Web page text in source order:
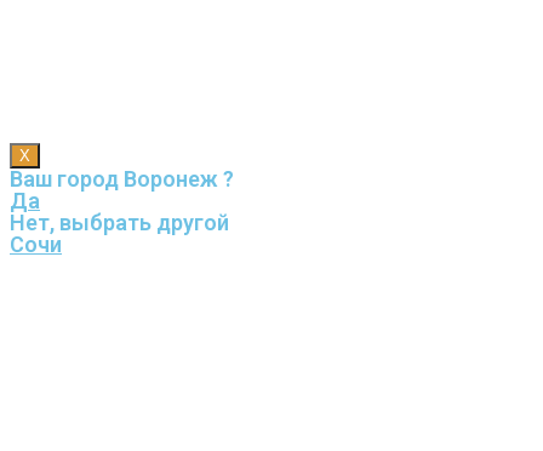
X
Ваш город Воронеж ?
Да
Нет, выбрать другой
Сочи